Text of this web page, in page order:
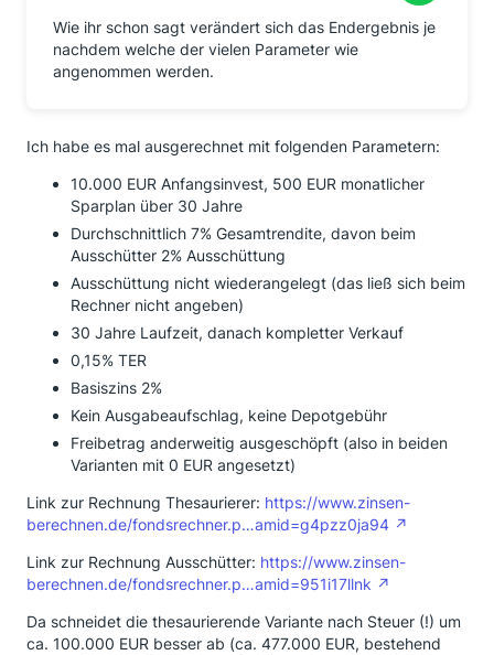
Wie ihr schon sagt verändert sich das Endergebnis je
nachdem welche der vielen Parameter wie
angenommen werden.
Ich habe es mal ausgerechnet mit folgenden Parametern:
10.000 EUR Anfangsinvest, 500 EUR monatlicher
Sparplan über 30 Jahre
Durchschnittlich 7% Gesamtrendite, davon beim
Ausschütter 2% Ausschüttung
Ausschüttung nicht wiederangelegt (das ließ sich beim
Rechner nicht angeben)
30 Jahre Laufzeit, danach kompletter Verkauf
0,15% TER
Basiszins 2%
Kein Ausgabeaufschlag, keine Depotgebühr
Freibetrag anderweitig ausgeschöpft (also in beiden
Varianten mit 0 EUR angesetzt)
Link zur Rechnung Thesaurierer: https://www.zinsen-
berechnen.de/fondsrechner.p…amid=g4pzz0ja94
Link zur Rechnung Ausschütter: https://www.zinsen-
berechnen.de/fondsrechner.p…amid=951i17llnk
Da schneidet die thesaurierende Variante nach Steuer (!) um
ca. 100.000 EUR besser ab (ca. 477.000 EUR, bestehend